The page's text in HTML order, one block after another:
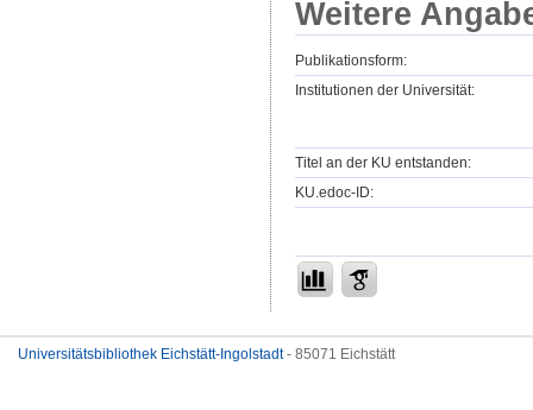
Weitere
Publikationsform:
Institutionen der Universität:
Titel an der KU entstanden:
KU.edoc-ID:
Universitätsbibliothek Eichstätt-Ingolstadt- 85071 Eichstätt